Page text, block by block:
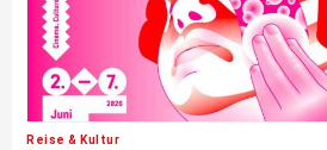
Reise & Kultur